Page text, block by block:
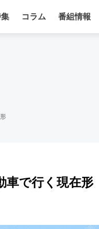
コラム 番組情報
車で行く現在形